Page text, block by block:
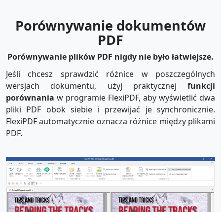
Porównywanie dokumentów
PDF
Porównywanie plików PDF nigdy nie było łatwiejsze.
Jeśli chcesz sprawdzić różnice w poszczególnych
wersjach dokumentu, użyj praktycznej funkcji
porównania w programie FlexiPDF, aby wyświetlić dwa
pliki PDF obok siebie i przewijać je synchronicznie.
FlexiPDF automatycznie oznacza różnice między plikami
PDF.